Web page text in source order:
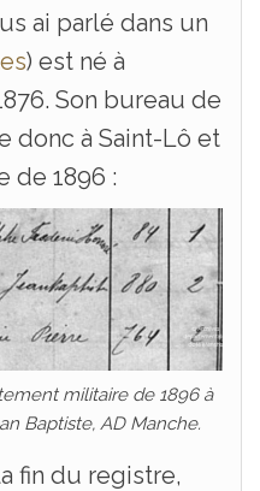
ai parlé dans un
) est né à
Son bureau de
donc à Saint-Lô et
de 1896 :
militaire de 1896 à
Baptiste, AD Manche.
fin du registre,